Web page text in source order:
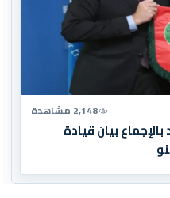
2,148 مشاهدة
بيان قيادة